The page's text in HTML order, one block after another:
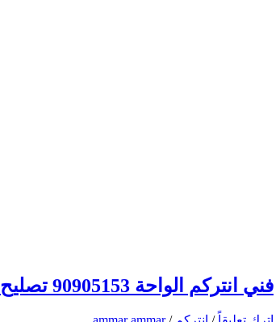
فني انتركم الواحة 90905153 تصليح وصيانة وتركيب انتركم وبدالة الكويت